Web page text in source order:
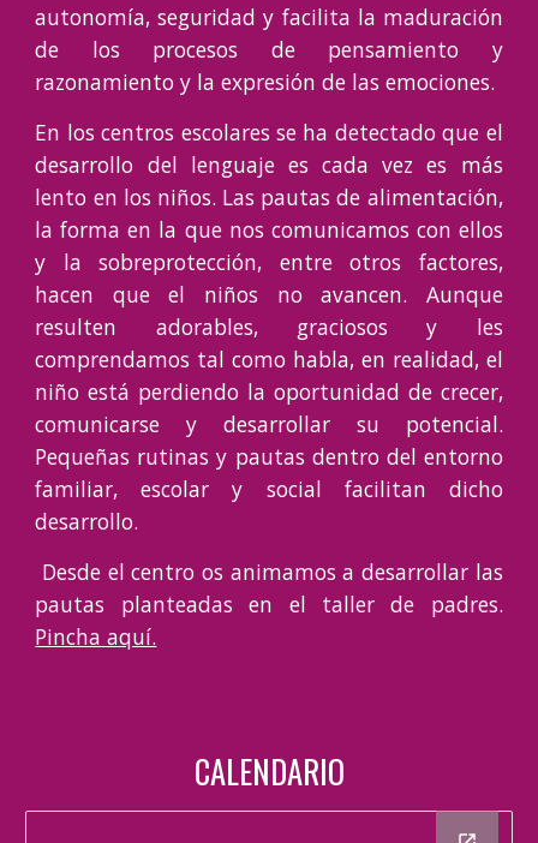
autonomía, seguridad y facilita la maduración
de los procesos de pensamiento y
razonamiento y la expresión de las emociones.
En los centros escolares se ha detectado que el
desarrollo del lenguaje es cada vez es más
lento en los niños. Las pautas de alimentación,
la forma en la que nos comunicamos con ellos
y la sobreprotección, entre otros factores,
hacen que el niños no avancen. Aunque
resulten adorables, graciosos y les
comprendamos tal como habla, en realidad, el
niño está perdiendo la oportunidad de crecer,
comunicarse y desarrollar su potencial.
Pequeñas rutinas y pautas dentro del entorno
familiar, escolar y social facilitan dicho
desarrollo.
Desde el centro os animamos a desarrollar las
pautas planteadas en el taller de padres.
Pincha aquí.
CALENDARIO